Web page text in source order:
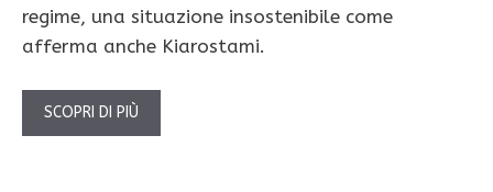
regime, una situazione insostenibile come
afferma anche Kiarostami.
SCOPRI DI PIÙ